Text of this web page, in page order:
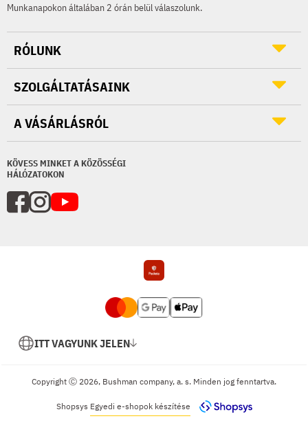
Munkanapokon általában 2 órán belül válaszolunk.
KÖVESS MINKET A KÖZÖSSÉGI
HÁLÓZATOKON
RÓLUNK
SZOLGÁLTATÁSAINK
A VÁSÁRLÁSRÓL
ITT VAGYUNK JELEN
Copyright Ⓒ 2026, Bushman company, a. s. Minden jog fenntartva.
Shopsys Egyedi e-shopok készítése